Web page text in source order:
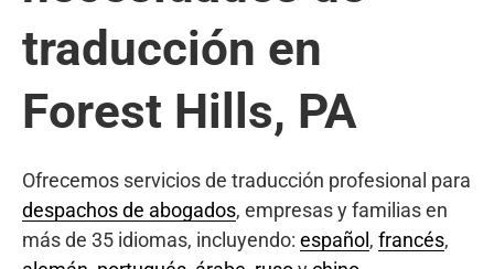
traducción en
Forest Hills, PA
Ofrecemos servicios de traducción profesional para
despachos de abogados, empresas y familias en
más de 35 idiomas, incluyendo: español , francés,